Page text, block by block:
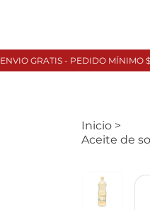
Inicio >
Aceite de